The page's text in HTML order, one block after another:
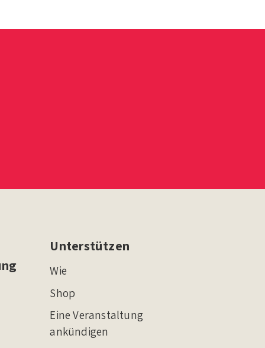
Unterstützen
Wie
Shop
Eine Veranstaltung
ankündigen